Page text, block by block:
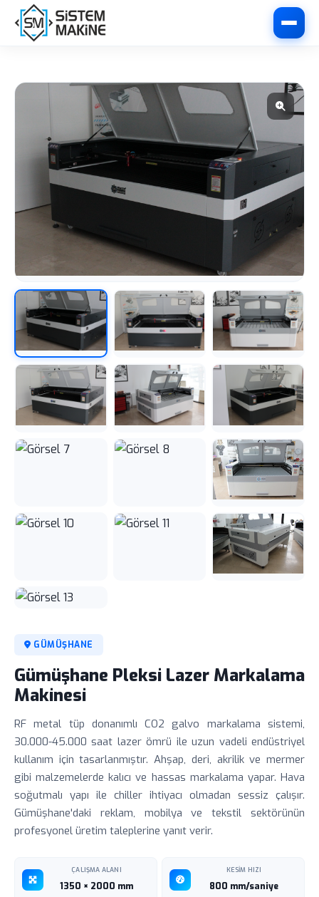
GÜMÜŞHANE
Gümüşhane Pleksi Lazer Markalama
Makinesi
RF metal tüp donanımlı CO2 galvo markalama sistemi,
30.000-45.000 saat lazer ömrü ile uzun vadeli endüstriyel
kullanım için tasarlanmıştır. Ahşap, deri, akrilik ve mermer
gibi malzemelerde kalıcı ve hassas markalama yapar. Hava
soğutmalı yapı ile chiller ihtiyacı olmadan sessiz çalışır.
Gümüşhane'daki reklam, mobilya ve tekstil sektörünün
profesyonel üretim taleplerine yanıt verir.
ÇALIŞMA ALANI
1350 × 2000 mm
KESIM HIZI
800 mm/saniye